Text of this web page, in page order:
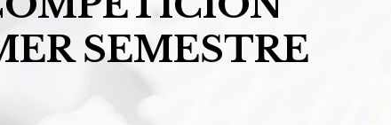
SEMESTRE